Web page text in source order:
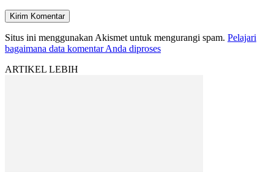
Situs ini menggunakan Akismet untuk mengurangi spam. Pelajari
bagaimana data komentar Anda diproses
ARTIKEL LEBIH